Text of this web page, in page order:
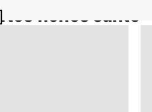
Nos fiches santé